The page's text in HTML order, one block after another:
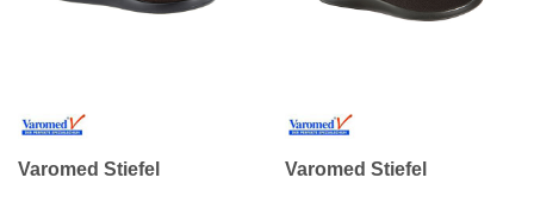
Varomed Stiefel Varomed Stiefel